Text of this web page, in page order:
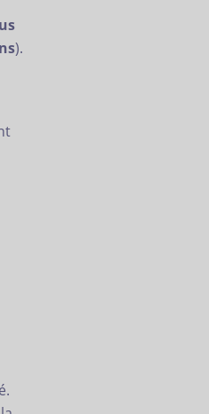
).